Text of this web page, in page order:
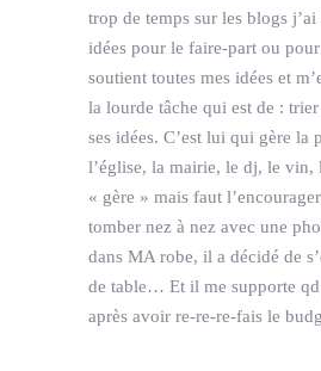
trop de temps sur les blogs
idées pour le faire-part ou
soutient toutes mes idées et
la lourde tâche qui est de :
ses idées. C’est lui qui gère la
l’église, la mairie, le dj, le
« gère » mais faut
tomber nez à nez avec une
dans MA robe, il a décidé de
de table… Et il me supporte
après avoir re-re-re-fais le